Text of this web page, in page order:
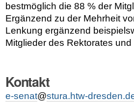
bestmöglich die 88 % der
Ergänzend zu der Mehrheit
Lenkung ergänzend
Mitglieder des Rektorates
Kontakt
e-senat@stura.htw-